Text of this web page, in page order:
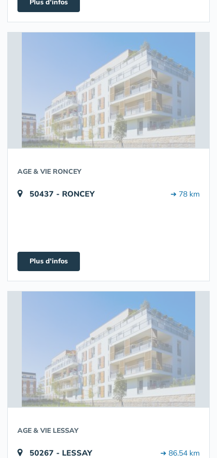
Plus d'infos
AGE & VIE RONCEY
50437 - RONCEY ➔ 78 km
Plus d'infos
AGE & VIE LESSAY
50267 - LESSAY ➔ 86.54 km